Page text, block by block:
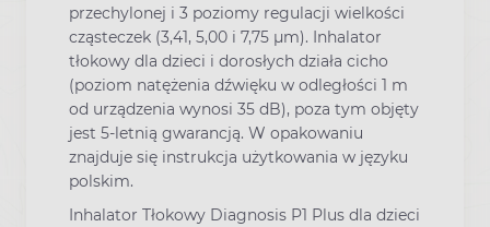
przechylonej i 3 poziomy regulacji wielkości
cząsteczek (3,41, 5,00 i 7,75 µm). Inhalator
tłokowy dla dzieci i dorosłych działa cicho
(poziom natężenia dźwięku w odległości 1 m
od urządzenia wynosi 35 dB), poza tym objęty
jest 5-letnią gwarancją. W opakowaniu
znajduje się instrukcja użytkowania w języku
polskim.
Inhalator Tłokowy Diagnosis P1 Plus dla dzieci